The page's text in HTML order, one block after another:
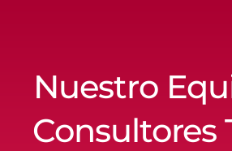
Nuestro
Consultores